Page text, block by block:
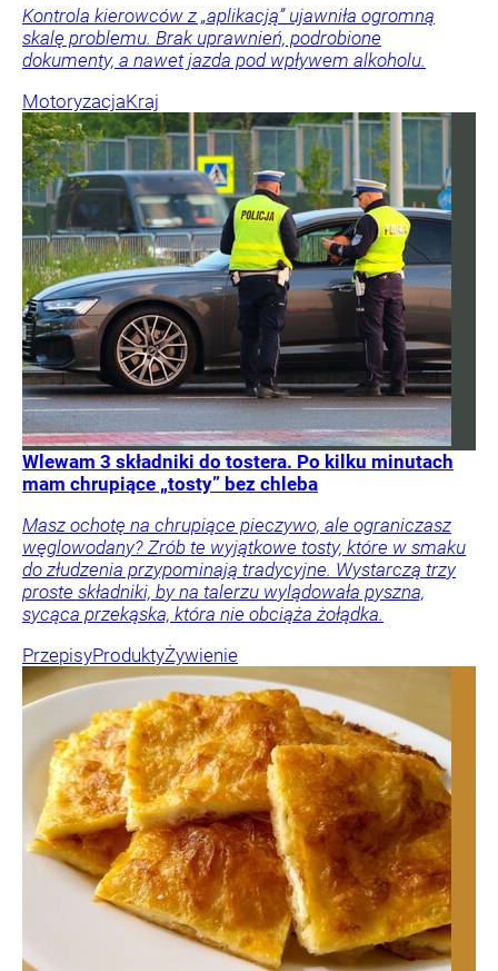
Kontrola kierowców z „aplikacją” ujawniła ogromną
skalę problemu. Brak uprawnień, podrobione
dokumenty, a nawet jazda pod wpływem alkoholu.
MotoryzacjaKraj
Wlewam 3 składniki do tostera. Po kilku minutach
mam chrupiące „tosty” bez chleba
Masz ochotę na chrupiące pieczywo, ale ograniczasz
węglowodany? Zrób te wyjątkowe tosty, które w smaku
do złudzenia przypominają tradycyjne. Wystarczą trzy
proste składniki, by na talerzu wylądowała pyszna,
sycąca przekąska, która nie obciąża żołądka.
PrzepisyProduktyŻywienie